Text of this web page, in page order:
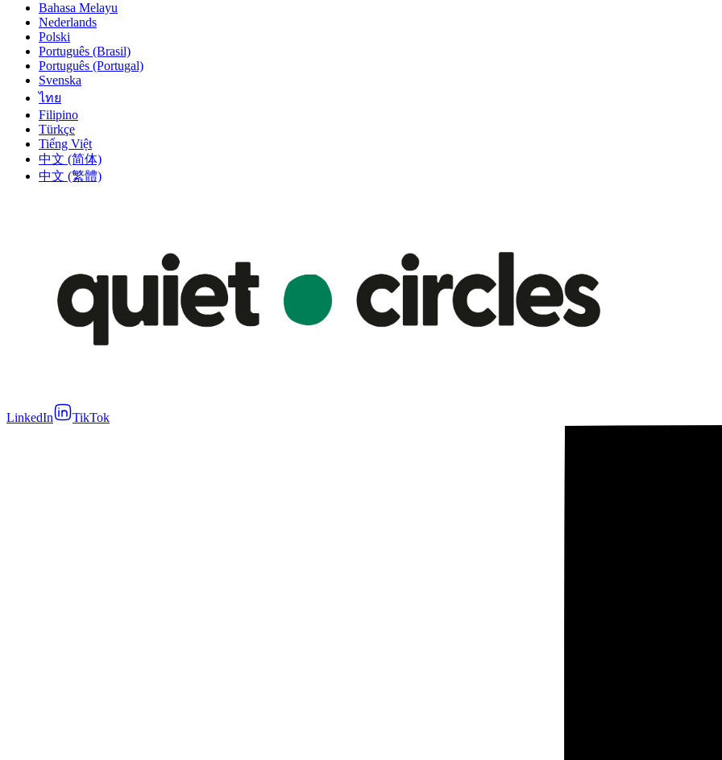
Bahasa Melayu
Nederlands
Polski
Português (Brasil)
Português (Portugal)
Svenska
ไทย
Filipino
Türkçe
Tiếng Việt
中文 (简体)
中文 (繁體)
LinkedIn TikTok